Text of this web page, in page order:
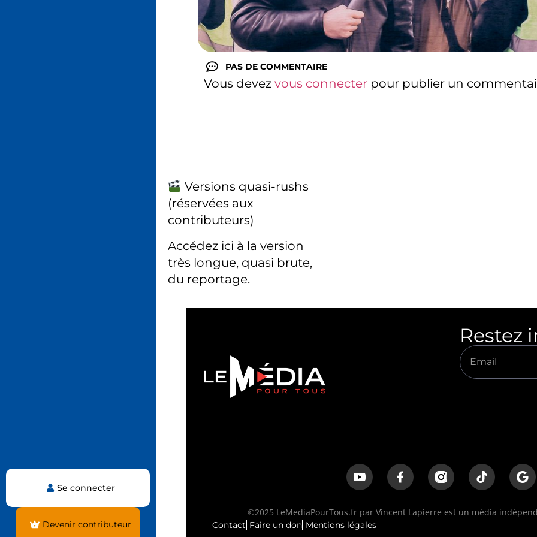
Se connecter
Devenir contributeur
PAS DE COMMENTAIRE
Vous devez vous connecter pour publier un
Versions quasi-rushs
(réservées aux
contributeurs)
Accédez ici à la version
très longue, quasi brute,
du reportage.
Restez
©2025 LeMediaPourTous.fr par Vincent Lapierre est un média
Contact Faire un don Mentions légales